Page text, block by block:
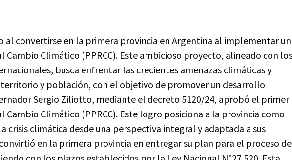
al convertirse en la primera provincia en Argentina al implementar un
Cambio Climático (PPRCC). Este ambicioso proyecto, alineado con los
busca enfrentar las crecientes amenazas climáticas y
y población, con el objetivo de promover un desarrollo
Sergio Ziliotto, mediante el decreto 5120/24, aprobó el primer
Cambio Climático (PPRCC). Este logro posiciona a la provincia como
crisis climática desde una perspectiva integral y adaptada a sus
en la primera provincia en entregar su plan para el proceso de